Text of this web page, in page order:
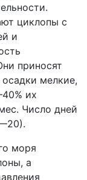
циклопы с
и
приносят
мелкие,
их
Число дней
моря
а